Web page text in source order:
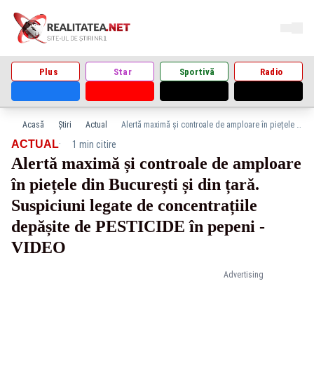
Plus Star Sportivă Radio
Acasă Știri Actual Alertă maximă și controale de amploare în piețele din București și din țară. Suspiciuni legate de concentrațiile depășite de PESTICIDE în pepeni - VIDEO
Advertising
ACTUAL· 1 min citire
Alertă maximă și controale de amploare
în piețele din București și din țară.
Suspiciuni legate de concentrațiile
depășite de PESTICIDE în pepeni -
VIDEO